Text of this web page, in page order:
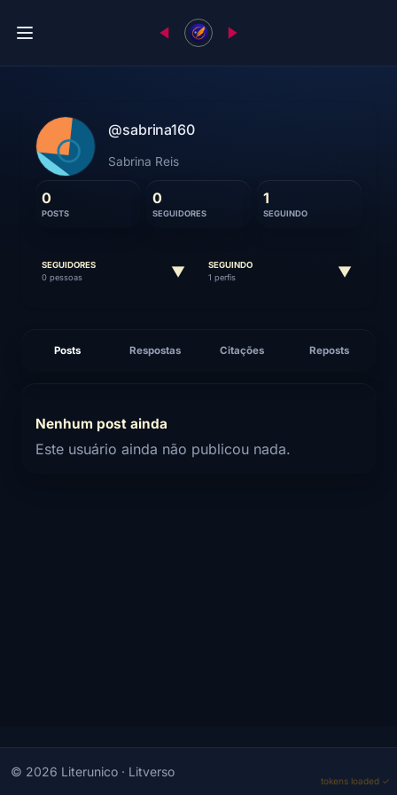
@sabrina160
Sabrina Reis
0
POSTS
0
SEGUIDORES
1
SEGUINDO
SEGUIDORES
0 pessoas
▼
SEGUINDO
1 perfis
▼
Posts Respostas Citações Reposts
Nenhum post ainda
Este usuário ainda não publicou nada.
© 2026 Literunico · Litverso